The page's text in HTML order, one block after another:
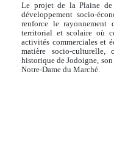
Le projet de la Plaine
développement socio-
renforce le rayonnement
territorial et scolaire où
activités commerciales et
matière socio-
historique de Jodoigne,
Notre-Dame du Marché.